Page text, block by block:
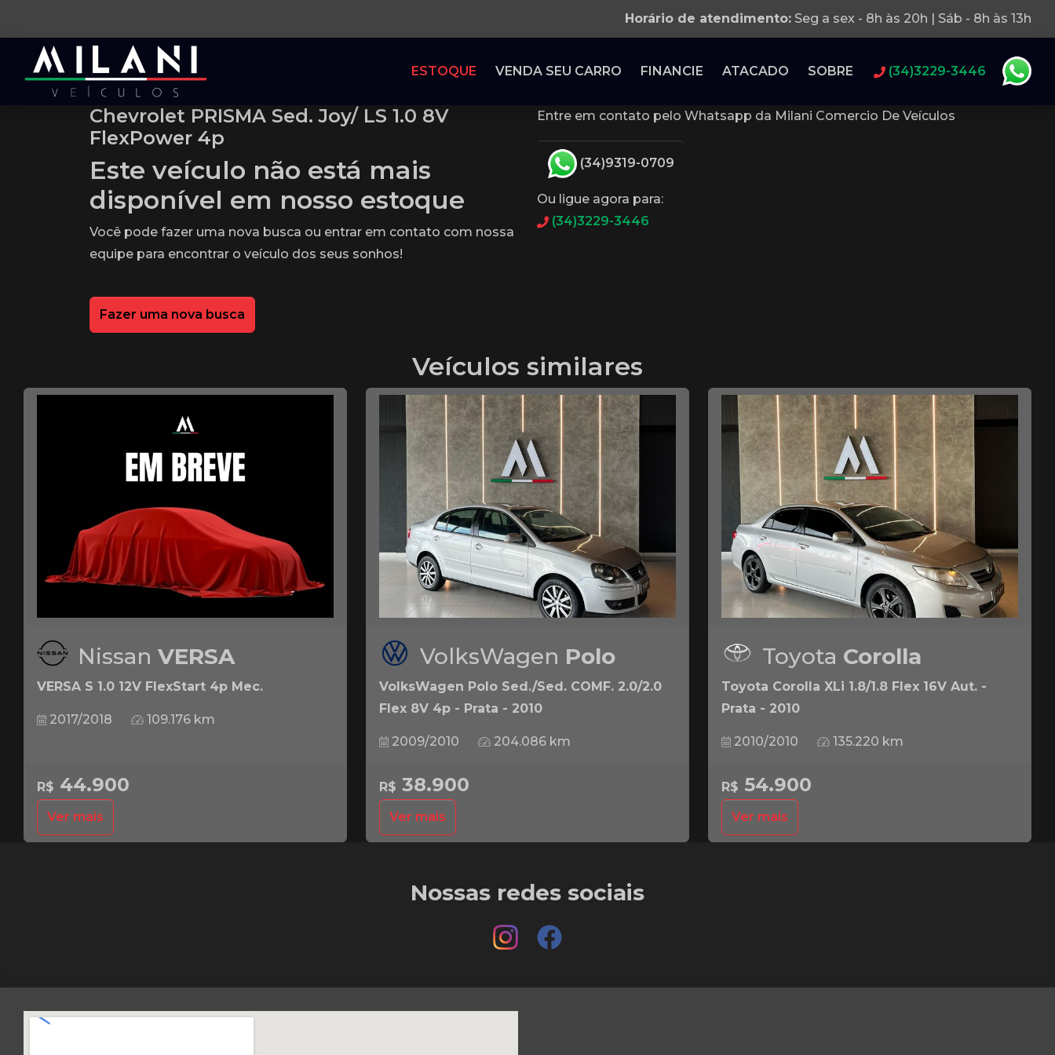
Horário de atendimento: Seg a sex - 8h às 20h | Sáb - 8h às 13h
ESTOQUE VENDA SEU CARRO FINANCIE ATACADO SOBRE (34)3229-3446
Chevrolet PRISMA Sed. Joy/ LS 1.0 8V
FlexPower 4p
Este veículo não está mais
disponível em nosso estoque
Você pode fazer uma nova busca ou entrar em contato com nossa
equipe para encontrar o veículo dos seus sonhos!
Fazer uma nova busca
Entre em contato pelo Whatsapp da Milani Comercio De Veículos
(34)9319-0709
Ou ligue agora para:
(34)3229-3446
Veículos similares
Nissan VERSA
VERSA S 1.0 12V FlexStart 4p Mec.
2017/2018 109.176 km
R$ 44.900
Ver mais
VolksWagen Polo
VolksWagen Polo Sed./Sed. COMF. 2.0/2.0
Flex 8V 4p - Prata - 2010
2009/2010 204.086 km
R$ 38.900
Ver mais
Toyota Corolla
Toyota Corolla XLi 1.8/1.8 Flex 16V Aut. -
Prata - 2010
2010/2010 135.220 km
R$ 54.900
Ver mais
Nossas redes sociais